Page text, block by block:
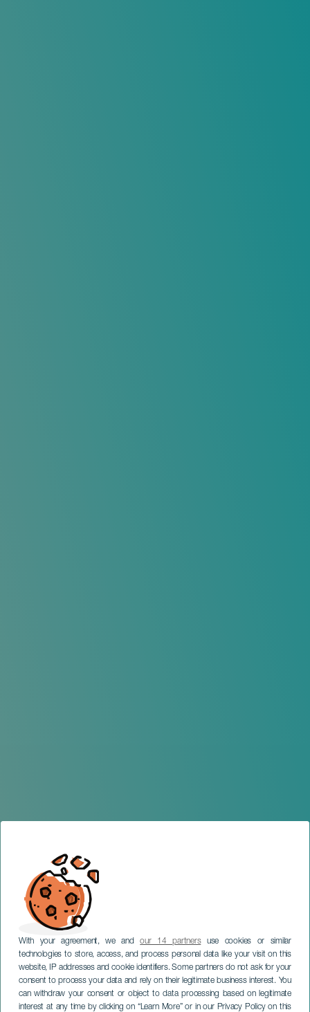
With your agreement, we andour 14 partnersuse cookies or similar
technologies to store, access, and process personal data like your visit on this
website, IP addresses and cookie identifiers. Some partners do not ask for your
consent to process your data and rely on their legitimate business interest. You
can withdraw your consent or object to data processing based on legitimate
interest at any time by clicking on “Learn More” or in our Privacy Policy on this
LANZAROTE